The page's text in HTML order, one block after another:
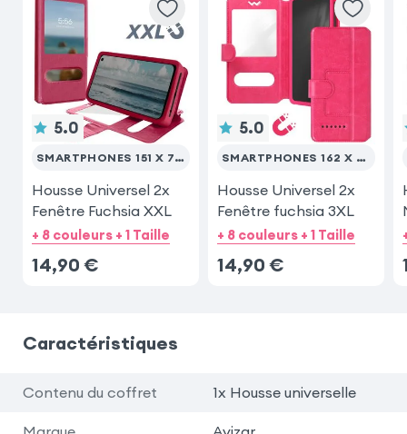
5.0
SMARTPHONES 151 X 77 (MAX)
Housse Universel 2x
Fenêtre Fuchsia XXL
+ 8 couleurs + 1 Taille
14,90 €
5.0
SMARTPHONES 162 X 81 (MAX)
Housse Universel 2x
Fenêtre fuchsia 3XL
+ 8 couleurs + 1 Taille
14,90 €
Caractéristiques
Contenu du coffret 1x Housse universelle